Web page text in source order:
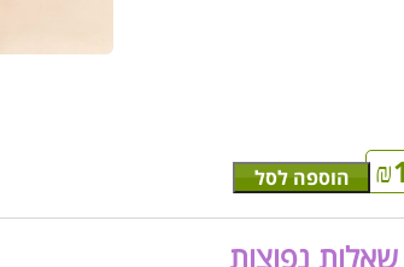
₪ הוספה לסל
שאלות נפוצות